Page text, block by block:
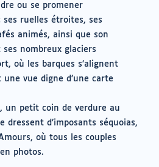
ou se promener
ses ruelles étroites, ses
animés, ainsi que son
nombreux glaciers
où les barques s’alignent
vue digne d’une carte
un petit coin de verdure au
d’imposants séquoias,
où tous les couples
photos.